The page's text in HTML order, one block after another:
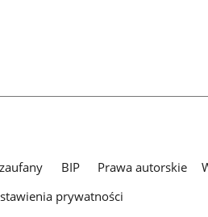
BIP Prawa autorskie
prywatności